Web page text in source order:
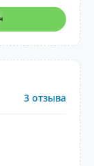
3 отзыва